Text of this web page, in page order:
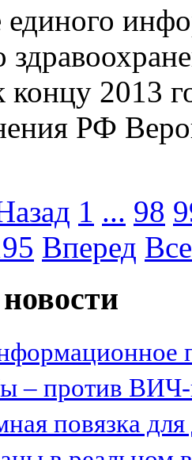
концу 2013
РФ
1 ... 98
Вперед Все
– против
повязка